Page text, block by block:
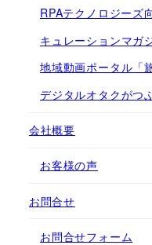
RPAテクノロジーズ
キュレーションマガ
地域動画ポータル「
デジタルオタクがつ
会社概要
お客様の声
お問合せ
お問合せフォーム